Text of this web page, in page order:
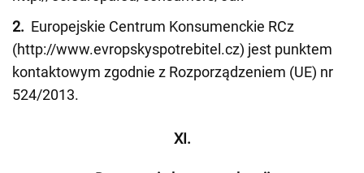
2. Europejskie Centrum Konsumenckie RCz
(http://www.evropskyspotrebitel.cz) jest punktem
kontaktowym zgodnie z Rozporządzeniem (UE) nr
524/2013.
XI.